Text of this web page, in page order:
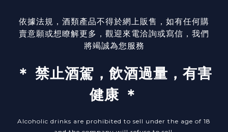
依據法規，酒類產品不得於網上販售，如有任何購
賣意願或想瞭解更多，觀迎來電洽詢或寫信，我們
將竭誠為您服務
＊ 禁止酒駕，飲酒過量，有害
健康 ＊
Alcoholic drinks are prohibited to sell under the age of 18